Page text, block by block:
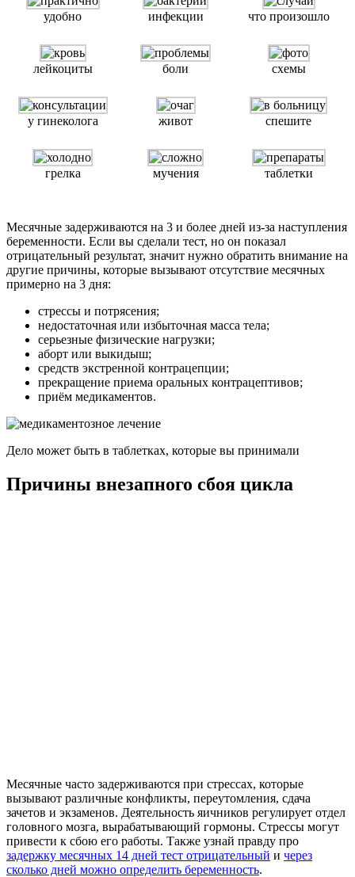
удобно инфекции что произошло
лейкоциты боли схемы
у гинеколога живот спешите
грелка мучения таблетки
Месячные задерживаются на 3 и более дней из-за наступления
беременности. Если вы сделали тест, но он показал
отрицательный результат, значит нужно обратить внимание на
другие причины, которые вызывают отсутствие месячных
примерно на 3 дня:
стрессы и потрясения;
недостаточная или избыточная масса тела;
серьезные физические нагрузки;
аборт или выкидыш;
средств экстренной контрацепции;
прекращение приема оральных контрацептивов;
приём медикаментов.
Дело может быть в таблетках, которые вы принимали
Причины внезапного сбоя цикла
Месячные часто задерживаются при стрессах, которые
вызывают различные конфликты, переутомления, сдача
зачетов и экзаменов. Деятельность яичников регулирует отдел
головного мозга, вырабатывающий гормоны. Стрессы могут
привести к сбою его работы. Также узнай правду про
задержку месячных 14 дней тест отрицательный и через
сколько дней можно определить беременность.